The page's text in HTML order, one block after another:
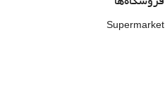
Supermarket